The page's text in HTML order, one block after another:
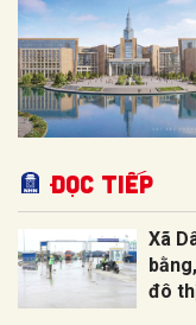
Đọc tiếp
Xã
đô